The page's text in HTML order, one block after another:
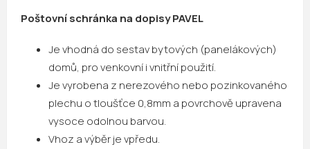
Poštovní schránka na dopisy PAVEL
Je vhodná do sestav bytových (panelákových)
domů, pro venkovní i vnitřní použití.
Je vyrobena z nerezového nebo pozinkovaného
plechu o tloušťce 0,8mm a povrchově upravena
vysoce odolnou barvou.
Vhoz a výběr je vpředu.